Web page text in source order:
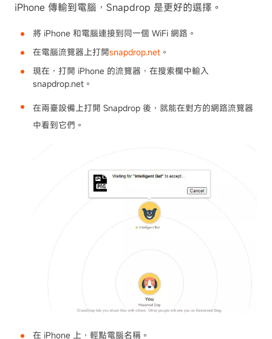
iPhone 傳輸到電腦，Snapdrop 是更好的選擇。
將 iPhone 和電腦連接到同一個 WiFi 網路。
在電腦流覽器上打開snapdrop.net 。
現在，打開 iPhone 的流覽器，在搜索欄中輸入
snapdrop.net。
在兩臺設備上打開 Snapdrop 後，就能在對方的網路流覽器
中看到它們。
在 iPhone 上，輕點電腦名稱。